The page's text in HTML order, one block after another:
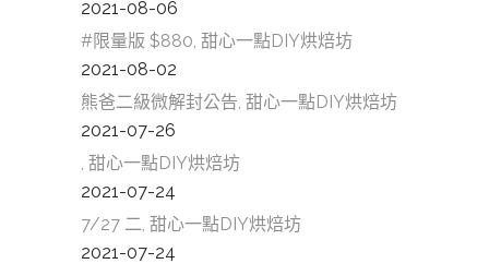
2021-08-06
#限量版 $880, 甜心一點DIY烘焙坊
2021-08-02
熊爸二級微解封公告, 甜心一點DIY烘焙坊
2021-07-26
, 甜心一點DIY烘焙坊
2021-07-24
7/27 二, 甜心一點DIY烘焙坊
2021-07-24